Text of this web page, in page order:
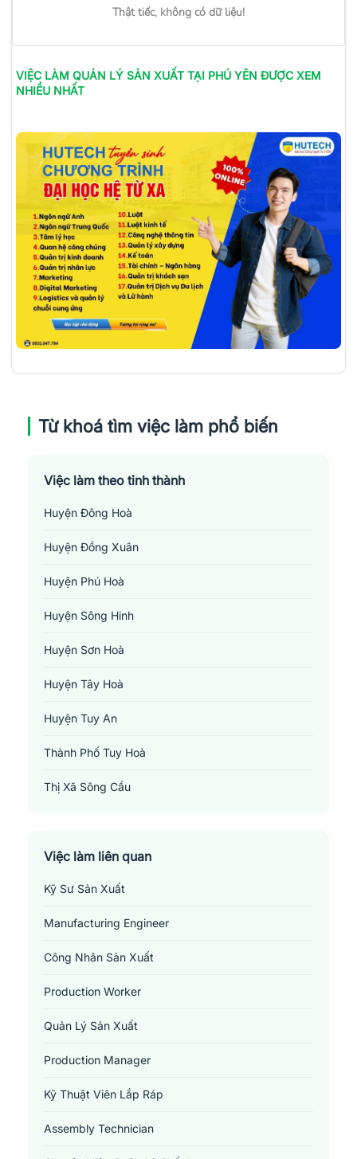
Thật tiếc, không có dữ liệu!
VIỆC LÀM QUẢN LÝ SẢN XUẤT TẠI PHÚ YÊN ĐƯỢC XEM
NHIỀU NHẤT
Từ khoá tìm việc làm phổ biến
Việc làm theo tỉnh thành
Huyện Đông Hoà
Huyện Đồng Xuân
Huyện Phú Hoà
Huyện Sông Hinh
Huyện Sơn Hoà
Huyện Tây Hoà
Huyện Tuy An
Thành Phố Tuy Hoà
Thị Xã Sông Cầu
Việc làm liên quan
Kỹ Sư Sản Xuất
Manufacturing Engineer
Công Nhân Sản Xuất
Production Worker
Quản Lý Sản Xuất
Production Manager
Kỹ Thuật Viên Lắp Ráp
Assembly Technician